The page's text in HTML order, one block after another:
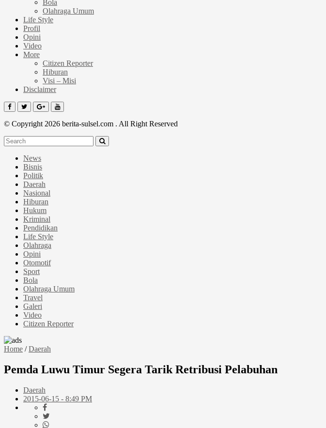
Bola
Olahraga Umum
Life Style
Profil
Opini
Video
More
Citizen Reporter
Hiburan
Visi – Misi
Disclaimer
© Copyright 2026 berita-sulsel.com . All Right Reserved
News
Bisnis
Politik
Daerah
Nasional
Hiburan
Hukum
Kriminal
Pendidikan
Life Style
Olahraga
Opini
Otomotif
Sport
Bola
Olahraga Umum
Travel
Galeri
Video
Citizen Reporter
Home /Daerah
Pemda Luwu Timur Segera Tarik Retribusi Pelabuhan
Daerah
2015-06-15 - 8:49 PM